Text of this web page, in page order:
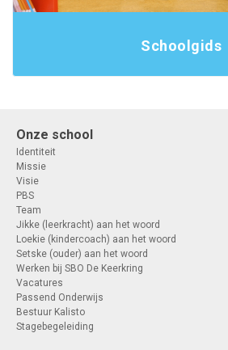
Schoolgids
Onze school
Identiteit
Missie
Visie
PBS
Team
Jikke (leerkracht) aan het woord
Loekie (kindercoach) aan het woord
Setske (ouder) aan het woord
Werken bij SBO De Keerkring
Vacatures
Passend Onderwijs
Bestuur Kalisto
Stagebegeleiding